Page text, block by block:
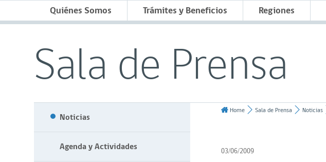
Quiénes Somos Trámites y Beneficios Regiones
Sala de Prensa
Noticias
Agenda y Actividades
Home Sala de Prensa Noticias
03/06/2009